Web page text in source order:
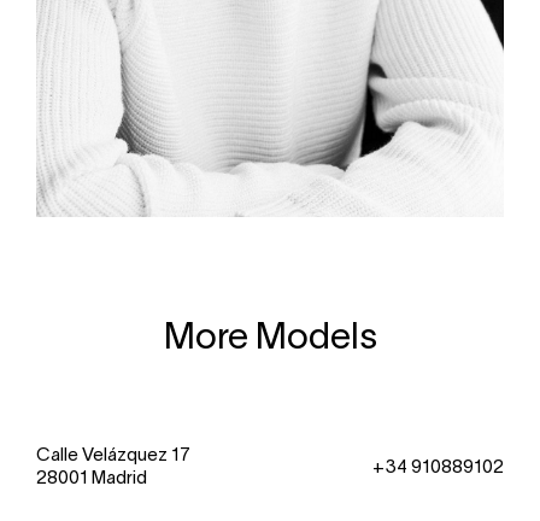
More Models
Calle Velázquez 17
28001 Madrid
+34 910889102